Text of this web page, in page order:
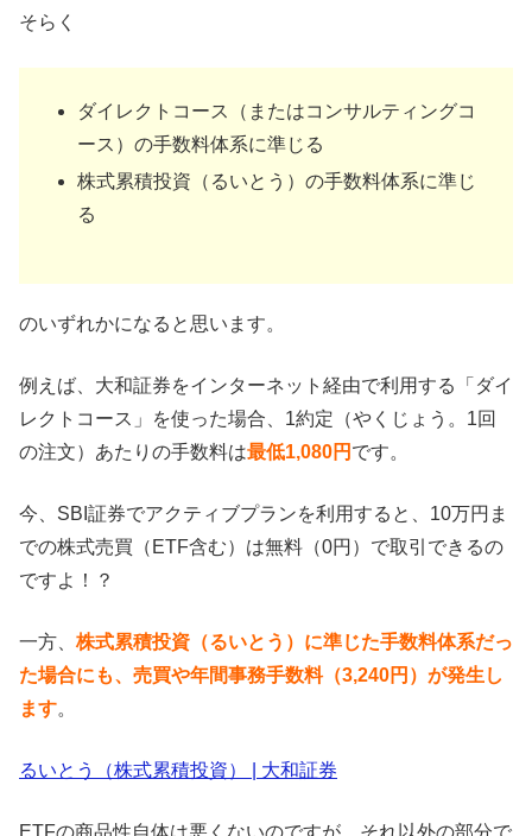
そらく
ダイレクトコース（またはコンサルティングコ
ース）の手数料体系に準じる
株式累積投資（るいとう）の手数料体系に準じ
る
のいずれかになると思います。
例えば、大和証券をインターネット経由で利用する「ダイ
レクトコース」を使った場合、1約定（やくじょう。1回
の注文）あたりの手数料は最低1,080円 です。
今、SBI証券でアクティブプランを利用すると、10万円ま
での株式売買（ETF含む）は無料（0円）で取引できるの
ですよ！？
一方、 株式累積投資（るいとう）に準じた手数料体系だっ
た場合にも、売買や年間事務手数料（3,240円）が発生し
ます。
るいとう（株式累積投資） | 大和証券